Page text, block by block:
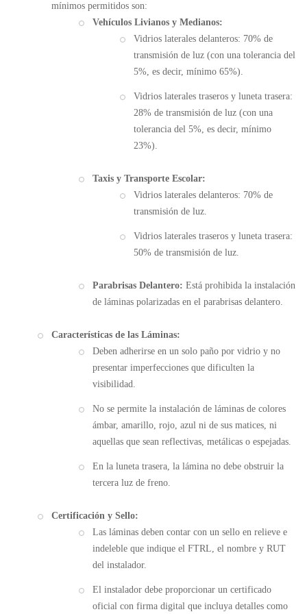
mínimos permitidos son:
Vehículos Livianos y Medianos:
Vidrios laterales delanteros: 70% de
transmisión de luz (con una tolerancia del
5%, es decir, mínimo 65%).
Vidrios laterales traseros y luneta trasera:
28% de transmisión de luz (con una
tolerancia del 5%, es decir, mínimo
23%).
Taxis y Transporte Escolar:
Vidrios laterales delanteros: 70% de
transmisión de luz.
Vidrios laterales traseros y luneta trasera:
50% de transmisión de luz.
Parabrisas Delantero: Está prohibida la instalación
de láminas polarizadas en el parabrisas delantero.
Características de las Láminas:
Deben adherirse en un solo paño por vidrio y no
presentar imperfecciones que dificulten la
visibilidad.
No se permite la instalación de láminas de colores
ámbar, amarillo, rojo, azul ni de sus matices, ni
aquellas que sean reflectivas, metálicas o espejadas.
En la luneta trasera, la lámina no debe obstruir la
tercera luz de freno.
Certificación y Sello:
Las láminas deben contar con un sello en relieve e
indeleble que indique el FTRL, el nombre y RUT
del instalador.
El instalador debe proporcionar un certificado
oficial con firma digital que incluya detalles como